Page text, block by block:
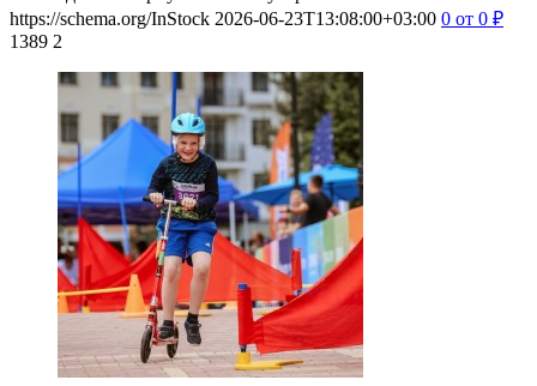
https://schema.org/InStock 2026-06-23T13:08:00+03:00 0 от 0 ₽
1389 2